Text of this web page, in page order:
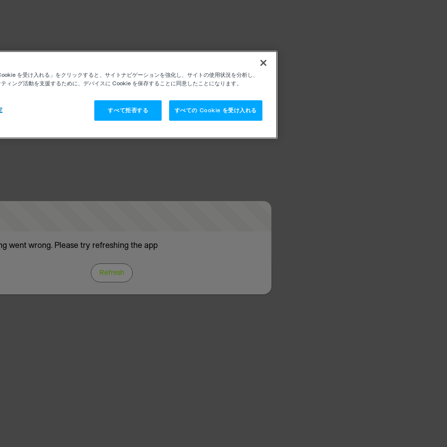
went wrong. Please try refreshing the app
Refresh
を受け入れる」をクリックすると、サイトナビゲーションを強化し、サイトの使用状況を分析し、
ィング活動を支援するために、デバイスに Cookie を保存することに同意したことになります。
すべて拒否する すべての Cookie を受け入れる